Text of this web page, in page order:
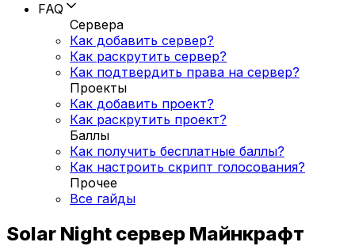
FAQ
Сервера
Как добавить сервер?
Как раскрутить сервер?
Как подтвердить права на сервер?
Проекты
Как добавить проект?
Как раскрутить проект?
Баллы
Как получить бесплатные баллы?
Как настроить скрипт голосования?
Прочее
Все гайды
Solar Night сервер Майнкрафт